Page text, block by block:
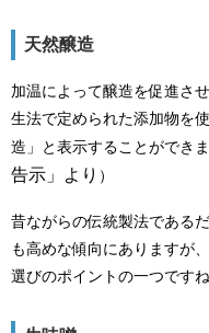
天然醸造
加温によって醸造を促進さ
生法で定められた添加物を
造」と表示することができ
告示」より ）
昔ながらの伝統製法である
も高めな傾向にありますが
選びのポイントの一つですね